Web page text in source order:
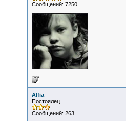
Сообщений: 7250
Alfia
Постоялец
Сообщений: 263